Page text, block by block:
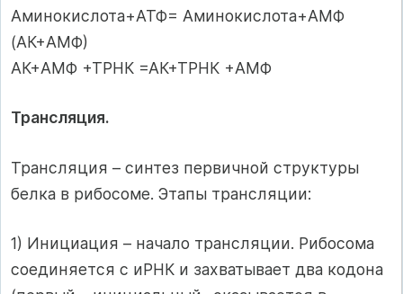
Аминокислота+АТФ= Аминокислота+АМФ
(АК+АМФ)
АК+АМФ +ТРНК =АК+ТРНК +АМФ
Трансляция.
Трансляция – синтез первичной структуры
белка в рибосоме. Этапы трансляции:
1) Инициация – начало трансляции. Рибосома
соединяется с иРНК и захватывает два кодона